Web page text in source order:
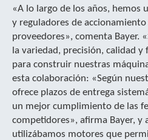
«A lo largo de los años, hemos
y reguladores de
proveedores», comenta Bayer.
la variedad, precisión, calidad
para construir nuestras
esta colaboración: «Según
ofrece plazos de entrega
un mejor cumplimiento de las
competidores», afirma Bayer, y
utilizábamos motores que